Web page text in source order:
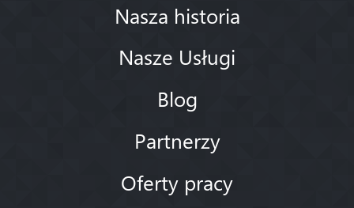
Nasza historia
Nasze Usługi
Blog
Partnerzy
Oferty pracy